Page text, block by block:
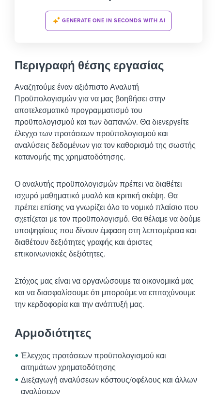
GENERATE ONE IN SECONDS WITH AI
Περιγραφή θέσης εργασίας
Αναζητούμε έναν αξιόπιστο Αναλυτή
Προϋπολογισμών για να μας βοηθήσει στην
αποτελεσματικό προγραμματισμό του
προϋπολογισμού και των δαπανών. Θα διενεργείτε
έλεγχο των προτάσεων προϋπολογισμού και
αναλύσεις δεδομένων για τον καθορισμό της σωστής
κατανομής της χρηματοδότησης.
Ο αναλυτής προϋπολογισμών πρέπει να διαθέτει
ισχυρό μαθηματικό μυαλό και κριτική σκέψη. Θα
πρέπει επίσης να γνωρίζει όλο το νομικό πλαίσιο που
σχετίζεται με τον προϋπολογισμό. Θα θέλαμε να δούμε
υποψηφίους που δίνουν έμφαση στη λεπτομέρεια και
διαθέτουν δεξιότητες γραφής και άριστες
επικοινωνιακές δεξιότητες.
Στόχος μας είναι να οργανώσουμε τα οικονομικά μας
και να διασφαλίσουμε ότι μπορούμε να επιταχύνουμε
την κερδοφορία και την ανάπτυξή μας.
Αρμοδιότητες
Έλεγχος προτάσεων προϋπολογισμού και
αιτημάτων χρηματοδότησης
Διεξαγωγή αναλύσεων κόστους/οφέλους και άλλων
αναλύσεων